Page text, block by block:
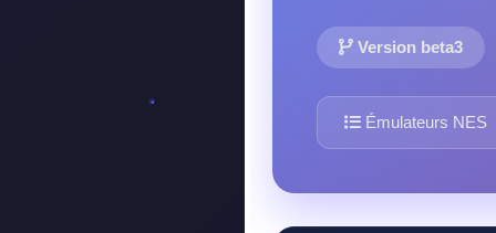
Version beta3
Émulateurs NES